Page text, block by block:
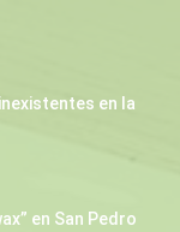
en la
en San Pedro